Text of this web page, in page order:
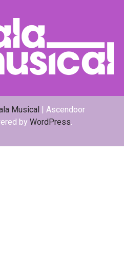
Musical | Ascendoor
by WordPress